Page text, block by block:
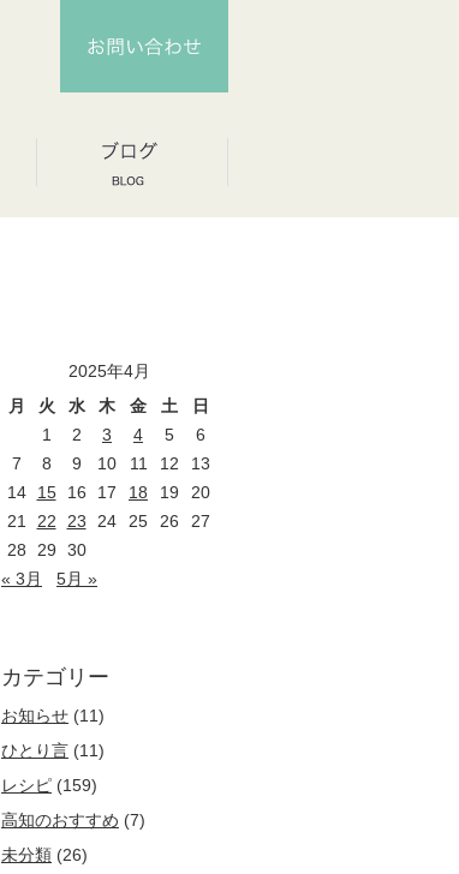
2025年4月
月
火 水 木 金 土
日
1
2 3 4 5
6
7
8 9 10 11 12
13
14
15 16 17 18 19
20
21
22 23 24 25 26
27
28
29
30
« 3月
5月 »
カテゴリー
お知らせ (11)
ひとり言 (11)
レシピ (159)
高知のおすすめ (7)
未分類 (26)